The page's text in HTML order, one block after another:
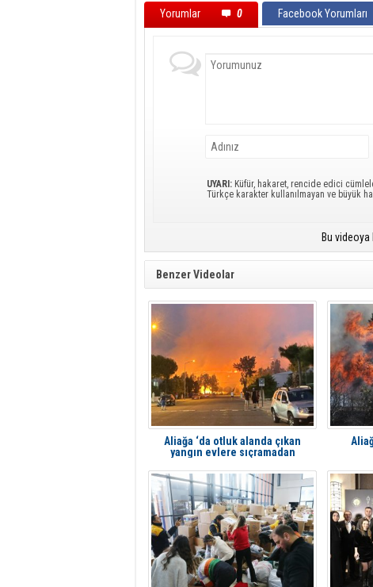
Yorumlar 0 Facebook Yorumları
UYARI: Küfür, hakaret, rencide edici
Türkçe karakter kullanılmayan ve büyük
Bu
Benzer Videolar
Aliağa ‘da otluk alanda çıkan
yangın evlere sıçramadan